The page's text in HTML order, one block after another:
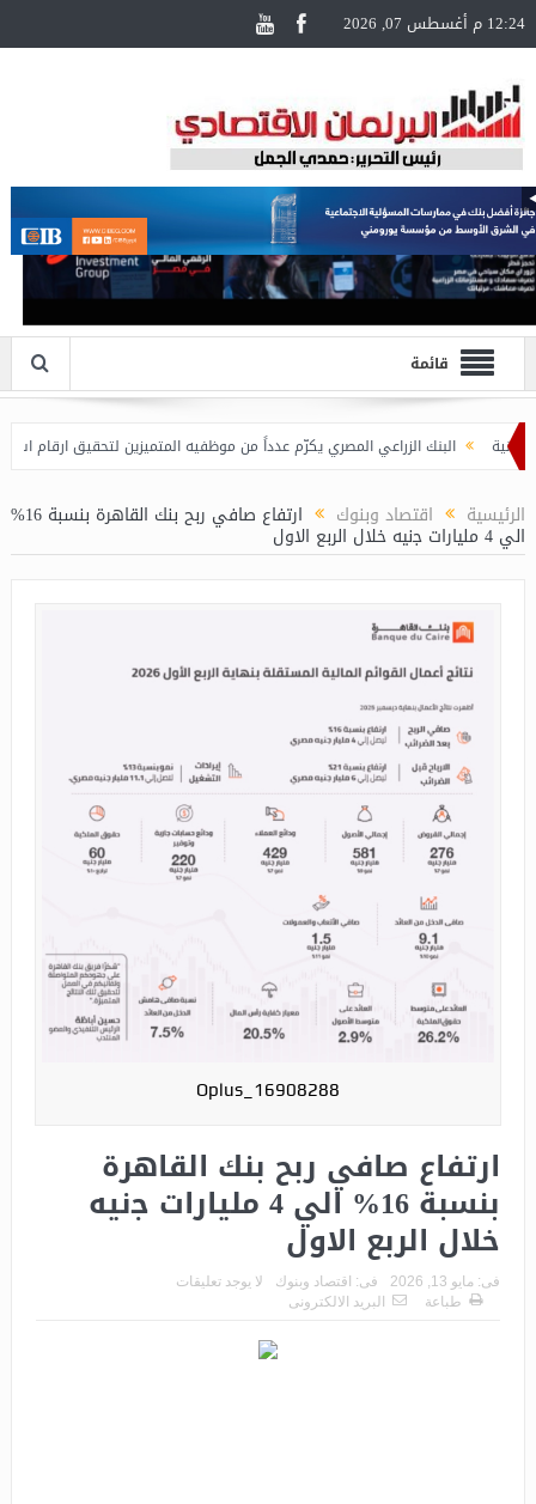
12:24 م أغسطس 07, 2026
قائمة
البنك الزراعي المصري يكرّم عدداً من موظفيه المتميزين لتحقيق ارقام استثنائية في
الرئيسية اقتصاد وبنوك ارﺗﻔﺎع ﺻﺎﻓﻲ رﺑﺢ بنك القاهرة ﺑﻨﺴﺒﺔ 16%
الي 4 ﻣﻠﯿﺎرات ﺟنيه خلال الربع الاول
Oplus_16908288
ارﺗﻔﺎع ﺻﺎﻓﻲ رﺑﺢ بنك القاهرة
ﺑﻨﺴﺒﺔ 16% الي 4 ﻣﻠﯿﺎرات ﺟنيه
خلال الربع الاول
فى: مايو 13, 2026 فى: اقتصاد وبنوك
لا يوجد تعليقات
طباعة
البريد الالكترونى